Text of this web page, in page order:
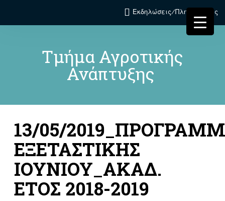
Εκδηλώσεις/Πληροφορίες
Τμήμα Αγροτικής
Ανάπτυξης
13/05/
ΕΞΕΤΑΣΤΙΚΗΣ
ΙΟΥΝΙΟΥ_ΑΚΑΔ.
ΕΤΟΣ 2018-2019